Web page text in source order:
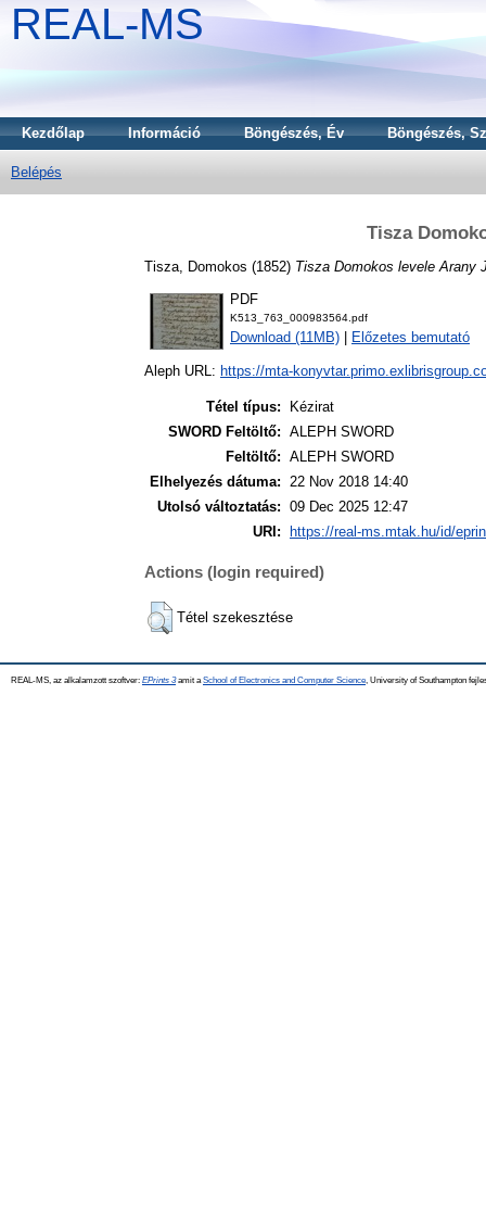
REAL-MS
Kezdőlap Információ Böngészés, Év Böngészés,
Belépés
Tisza
Tisza, Domokos (1852) Tisza Domokos levele Arany
PDF
K513_763_000983564.pdf
Download (11MB) Előzetes bemutató
Aleph URL: https://mta-
Tétel típus:
Kézirat
SWORD Feltöltő: ALEPH SWORD
Feltöltő: ALEPH SWORD
Elhelyezés dátuma: 22 Nov 2018 14:40
Utolsó változtatás: 09 Dec 2025 12:47
URI:
https://real-ms.mtak.hu/id/
Actions (login required)
Tétel szekesztése
REAL-MS, az alkalamzott szoftver: EPrints 3amit a School of Electronics and Computer Science , University of Southampton